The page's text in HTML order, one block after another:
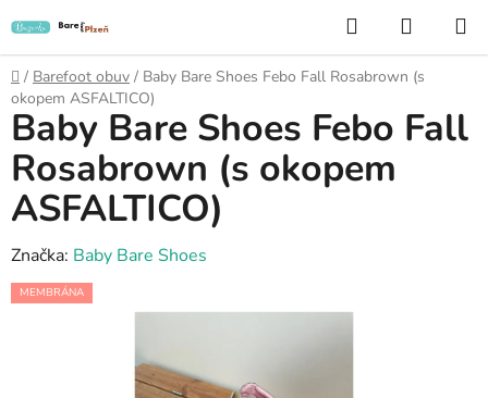
na
obsah
Hledat
KOŠÍK
Domů
/ Barefoot obuv / Baby Bare Shoes Febo Fall Rosabrown (s
okopem ASFALTICO)
Baby Bare Shoes Febo Fall
Rosabrown (s okopem
ASFALTICO)
Značka: Baby Bare Shoes
MEMBRÁNA